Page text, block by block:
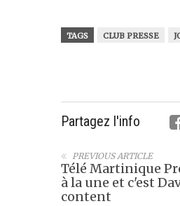
TAGS CLUB PRESSE
Partagez l'info
PREVIOUS ARTICLE
Télé Martinique
à la une et c'est
content